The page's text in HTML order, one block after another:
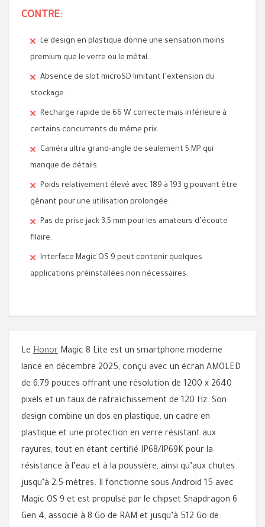
CONTRE:
Le design en plastique donne une sensation moins
premium que le verre ou le métal.
Absence de slot microSD limitant l’extension du
stockage.
Recharge rapide de 66 W correcte mais inférieure à
certains concurrents du même prix.
Caméra ultra grand-angle de seulement 5 MP qui
manque de détails.
Poids relativement élevé avec 189 à 193 g pouvant être
gênant pour une utilisation prolongée.
Pas de prise jack 3,5 mm pour les amateurs d’écoute
filaire.
Interface Magic OS 9 peut contenir quelques
applications préinstallées non nécessaires.
Le Honor Magic 8 Lite est un smartphone moderne
lancé en décembre 2025, conçu avec un écran AMOLED
de 6,79 pouces offrant une résolution de 1200 x 2640
pixels et un taux de rafraîchissement de 120 Hz. Son
design combine un dos en plastique, un cadre en
plastique et une protection en verre résistant aux
rayures, tout en étant certifié IP68/IP69K pour la
résistance à l’eau et à la poussière, ainsi qu’aux chutes
jusqu’à 2,5 mètres. Il fonctionne sous Android 15 avec
Magic OS 9 et est propulsé par le chipset Snapdragon 6
Gen 4, associé à 8 Go de RAM et jusqu’à 512 Go de